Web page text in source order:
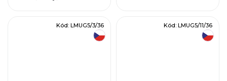
Kód: LMUG5/3/36 Kód: LMUG5/11/36